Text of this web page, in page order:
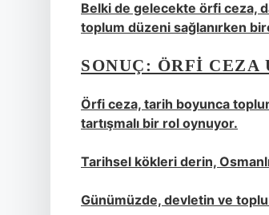
Belki de gelecekte örfi ceza,
toplum düzeni sağlanırken
SONUÇ: ÖRFI CEZA
Örfi ceza, tarih boyunca
tartışmalı bir rol oynuyor.
Tarihsel kökleri derin,
Günümüzde, devletin ve